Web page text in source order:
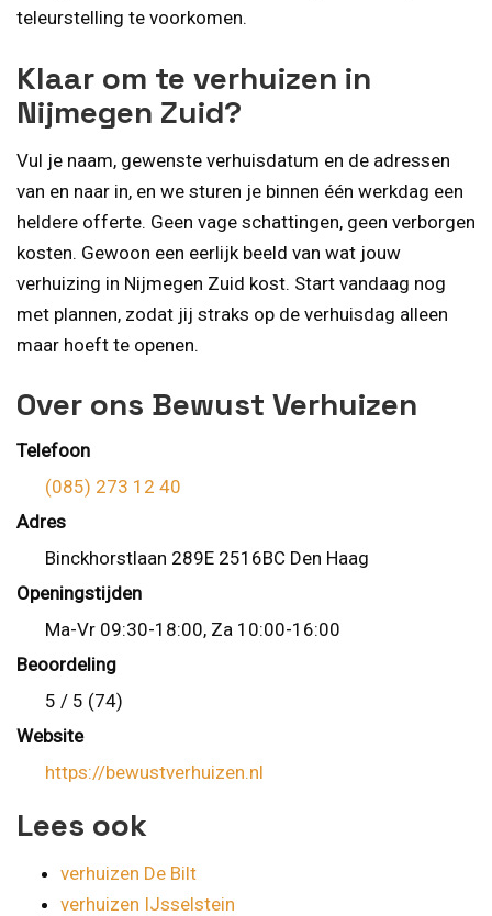
teleurstelling te voorkomen.
Klaar om te verhuizen in
Nijmegen Zuid?
Vul je naam, gewenste verhuisdatum en de adressen
van en naar in, en we sturen je binnen één werkdag een
heldere offerte. Geen vage schattingen, geen verborgen
kosten. Gewoon een eerlijk beeld van wat jouw
verhuizing in Nijmegen Zuid kost. Start vandaag nog
met plannen, zodat jij straks op de verhuisdag alleen
maar hoeft te openen.
Over ons Bewust Verhuizen
Telefoon
(085) 273 12 40
Adres
Binckhorstlaan 289E 2516BC Den Haag
Openingstijden
Ma-Vr 09:30-18:00, Za 10:00-16:00
Beoordeling
5 / 5 (74)
Website
https://bewustverhuizen.nl
Lees ook
verhuizen De Bilt
verhuizen IJsselstein